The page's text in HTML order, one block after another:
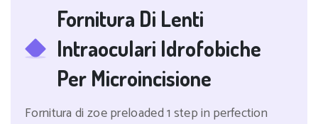
Fornitura Di Lenti
Intraoculari Idrofobiche
Per Microincisione
Fornitura di zoe preloaded 1 step in perfection